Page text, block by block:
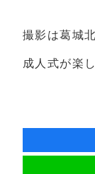
撮影は葛城
成人式が楽